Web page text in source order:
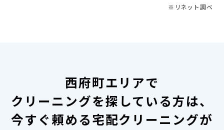
※リネット調べ
西府町エリアで
クリーニングを探している方は、
今すぐ頼める宅配クリーニングが